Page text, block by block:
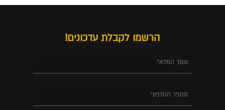
הרשמו לקבלת עדכונים!